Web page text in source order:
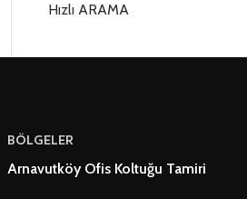
Hızlı ARAMA
BÖLGELER
Arnavutköy Ofis Koltuğu Tamiri